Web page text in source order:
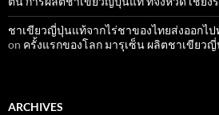
ชาเขียวญี่ปุ่นแท้จากไร่ชาของไทยส่งออกไ
on ครั้งแรกของโลก มารุเซ็น ผลิตชาเขียว
ARCHIVES